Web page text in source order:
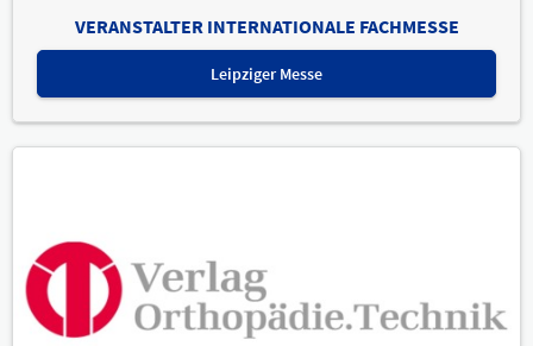
VERANSTALTER INTERNATIONALE FACHMESSE
Leipziger Messe